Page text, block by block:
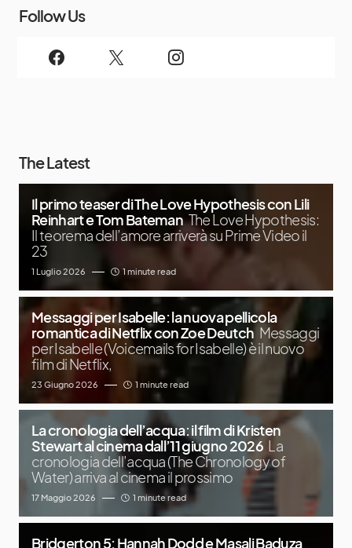
Follow Us
The Latest
Il primo teaser di The Love Hypothesis con Lili
Reinhart e Tom Bateman The Love Hypothesis:
Il teorema dell’amore arriverà su Prime Video il
23
1 Luglio 2026 1 minute read
Messaggi per Isabelle: la nuova pellicola
romantica di Netflix con Zoe Deutch Messaggi
per Isabelle (Voicemails for Isabelle) è il nuovo
film di Netflix,
23 Giugno 2026 1 minute read
La cronologia dell’acqua: il film di Kristen
Stewart al cinema dall’11 giugno 2026 La
cronologia dell’acqua (The Chronology of
Water) arriva al cinema il prossimo
17 Maggio 2026 1 minute read
Bridgerton 5: Hannah Dodd e Masali Baduza